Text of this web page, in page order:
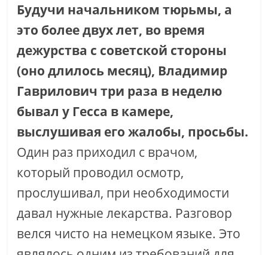
Будучи начальником тюрьмы, а
это более двух лет, во время
дежурства с советской стороны
(оно длилось месяц), Владимир
Гаврилович три раза в неделю
бывал у Гесса в камере,
выслушивая его жалобы, просьбы.
Один раз приходил с врачом,
который проводил осмотр,
прослушивал, при необходимости
давал нужные лекарства. Разговор
велся чисто на немецком языке. Это